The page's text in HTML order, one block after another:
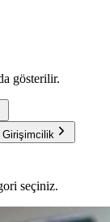
gösterilir.
Girişimcilik
seçiniz.